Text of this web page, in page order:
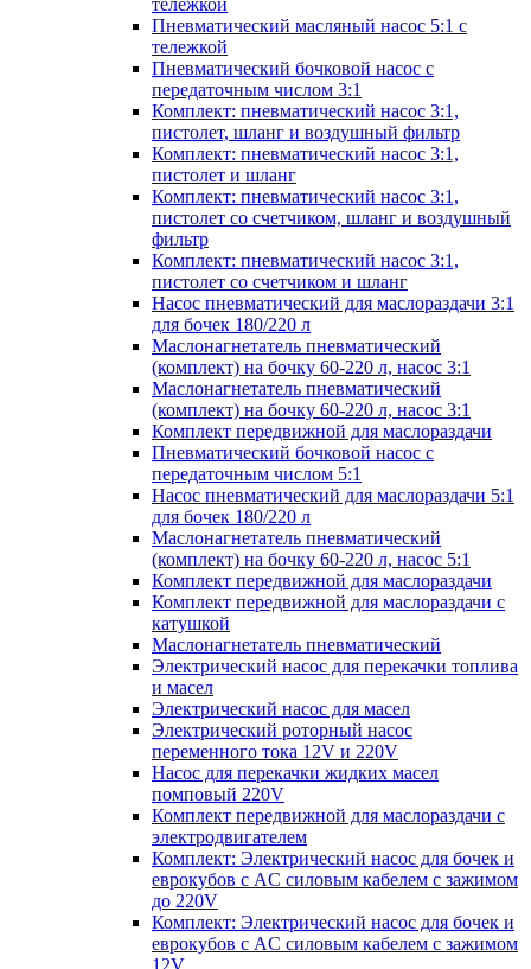
тележкой
Пневматический масляный насос 5:1 с
тележкой
Пневматический бочковой насос с
передаточным числом 3:1
Комплект: пневматический насос 3:1,
пистолет, шланг и воздушный фильтр
Комплект: пневматический насос 3:1,
пистолет и шланг
Комплект: пневматический насос 3:1,
пистолет со счетчиком, шланг и воздушный
фильтр
Комплект: пневматический насос 3:1,
пистолет со счетчиком и шланг
Насос пневматический для маслораздачи 3:1
для бочек 180/220 л
Маслонагнетатель пневматический
(комплект) на бочку 60-220 л, насос 3:1
Маслонагнетатель пневматический
(комплект) на бочку 60-220 л, насос 3:1
Комплект передвижной для маслораздачи
Пневматический бочковой насос с
передаточным числом 5:1
Насос пневматический для маслораздачи 5:1
для бочек 180/220 л
Маслонагнетатель пневматический
(комплект) на бочку 60-220 л, насос 5:1
Комплект передвижной для маслораздачи
Комплект передвижной для маслораздачи с
катушкой
Маслонагнетатель пневматический
Электрический насос для перекачки топлива
и масел
Электрический насос для масел
Электрический роторный насос
переменного тока 12V и 220V
Насос для перекачки жидких масел
помповый 220V
Комплект передвижной для маслораздачи с
электродвигателем
Комплект: Электрический насос для бочек и
еврокубов с AC силовым кабелем с зажимом
до 220V
Комплект: Электрический насос для бочек и
еврокубов с AC силовым кабелем с зажимом
12V